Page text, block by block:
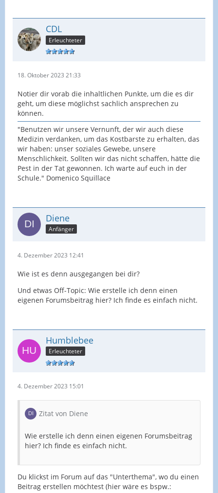
CDL
Erleuchteter
18. Oktober 2023 21:33
Notier dir vorab die inhaltlichen Punkte, um die es dir
geht, um diese möglichst sachlich ansprechen zu
können.
"Benutzen wir unsere Vernunft, der wir auch diese
Medizin verdanken, um das Kostbarste zu erhalten, das
wir haben: unser soziales Gewebe, unsere
Menschlichkeit. Sollten wir das nicht schaffen, hätte die
Pest in der Tat gewonnen. Ich warte auf euch in der
Schule." Domenico Squillace
Diene
Anfänger
4. Dezember 2023 12:41
Wie ist es denn ausgegangen bei dir?
Und etwas Off-Topic: Wie erstelle ich denn einen
eigenen Forumsbeitrag hier? Ich finde es einfach nicht.
Humblebee
Erleuchteter
4. Dezember 2023 15:01
Zitat von Diene
Wie erstelle ich denn einen eigenen Forumsbeitrag
hier? Ich finde es einfach nicht.
Du klickst im Forum auf das "Unterthema", wo du einen
Beitrag erstellen möchtest (hier wäre es bspw.: